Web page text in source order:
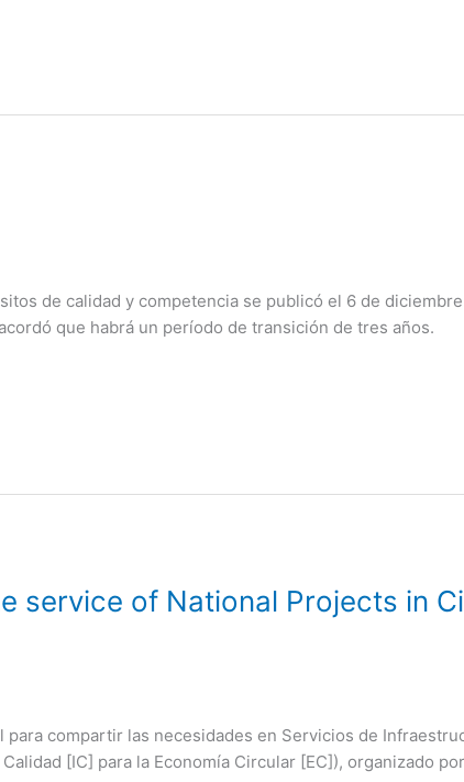
de calidad y competencia se publicó el 6 de
que habrá un período de transición de tres años.
service of National Projects in
compartir las necesidades en Servicios de
[IC] para la Economía Circular [EC]), organizado